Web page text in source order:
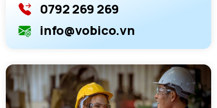
0792 269 269
info@vobico.vn